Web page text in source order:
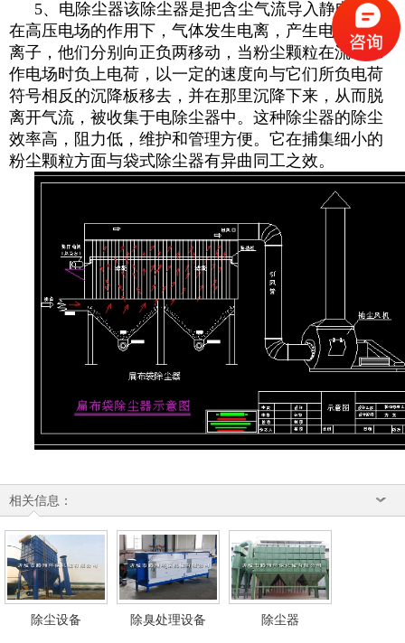
5、电除尘器该除尘器是把含尘气流导入静电场，
在高压电场的作用下，气体发生电离，产生电子和正
离子，他们分别向正负两移动，当粉尘颗粒在流经工
作电场时负上电荷，以一定的速度向与它们所负电荷
符号相反的沉降板移去，并在那里沉降下来，从而脱
离开气流，被收集于电除尘器中。这种除尘器的除尘
效率高，阻力低，维护和管理方便。它在捕集细小的
粉尘颗粒方面与袋式除尘器有异曲同工之效。
相关信息：
除尘设备 除臭处理设备 除尘器